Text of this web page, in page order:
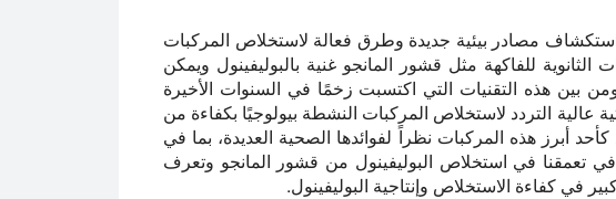
مصادر بيئية جديدة وطرق فعالة لاستخلاص المركبات
للفاكهة مثل قشور المانجو غنية بالبوليفينول ويمكن
بين هذه التقنيات التي اكتسبت زخمًا في السنوات الأخيرة
التردد لاستخلاص المركبات النشطة بيولوجيًا بكفاءة من
أبرز هذه المركبات نظراً لفوائدها الصحية العديدة، بما في
في تعمقنا في استخلاص البوليفينول من قشور المانجو وتعرف
كفاءة الاستخلاص وإنتاجية البوليفينول.